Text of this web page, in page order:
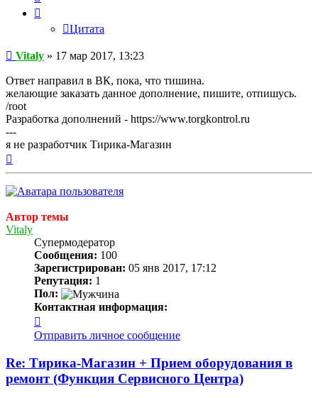
Цитата
Сообщение
Vitaly » 17 мар 2017, 13:23
Ответ направил в ВК, пока, что тишина.
желающие заказать данное дополнение, пишите, отпишусь.
/root
Разработка дополнений - https://www.torgkontrol.ru
---
я не разработчик Тирика-Магазин
Автор темы
Vitaly
Супермодератор
Сообщения: 100
Зарегистрирован: 05 янв 2017, 17:12
Репутация: 1
Пол:
Контактная информация:
информация
пользователя
Отправить личное сообщение
Re: Тирика-Магазин + Прием оборудования в
ремонт (Функция Сервисного Центра)